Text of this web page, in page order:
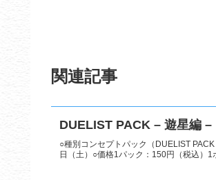
関連記事
DUELIST PACK – 遊星編 –
○種別コンセプトパック（DUELIST
日（土）○価格1パック：150円（税込）